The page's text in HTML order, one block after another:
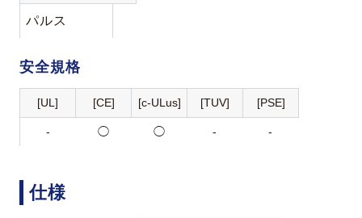
パルス
安全規格
[UL] [CE] [c-ULus] [TUV] [PSE]
- ◯ ◯ - -
仕様